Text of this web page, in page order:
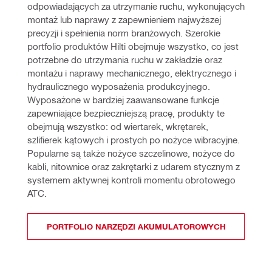
odpowiadających za utrzymanie ruchu, wykonujących
montaż lub naprawy z zapewnieniem najwyższej
precyzji i spełnienia norm branżowych. Szerokie
portfolio produktów Hilti obejmuje wszystko, co jest
potrzebne do utrzymania ruchu w zakładzie oraz
montażu i naprawy mechanicznego, elektrycznego i
hydraulicznego wyposażenia produkcyjnego.
Wyposażone w bardziej zaawansowane funkcje
zapewniające bezpieczniejszą pracę, produkty te
obejmują wszystko: od wiertarek, wkrętarek,
szlifierek kątowych i prostych po nożyce wibracyjne.
Popularne są także nożyce szczelinowe, nożyce do
kabli, nitownice oraz zakrętarki z udarem stycznym z
systemem aktywnej kontroli momentu obrotowego
ATC.
PORTFOLIO NARZĘDZI AKUMULATOROWYCH